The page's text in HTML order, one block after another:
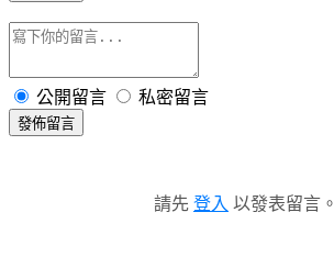
公開留言 私密留言
發佈留言
請先 登入 以發表留言。